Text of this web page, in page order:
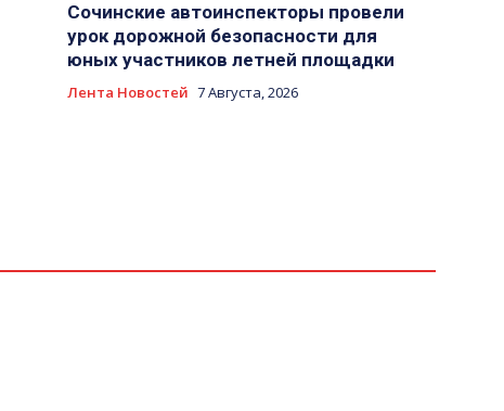
Сочинские автоинспекторы провели
урок дорожной безопасности для
юных участников летней площадки
Лента Новостей 7 Августа, 2026